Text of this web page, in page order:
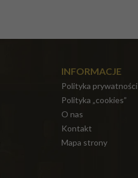
INFORMACJE
Polityka prywatności
Polityka „cookies”
O nas
Kontakt
Mapa strony